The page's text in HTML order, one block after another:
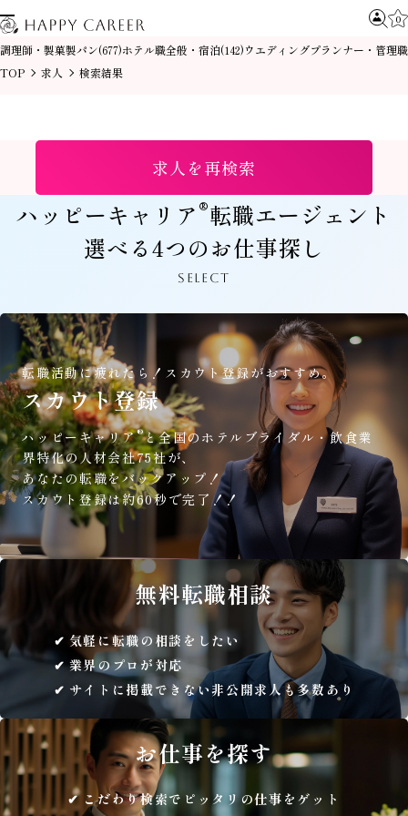
0
調理師・製菓製パン(677)ホテル職全般・宿泊(142)ウエディングプランナー・管理職
TOP
求人 検索結果
求人を再検索
ハッピーキャリア®転職エージェント
選べる4つのお仕事探し
SELECT
転職活動に疲れたら！ スカウト登録がおすすめ。
スカウト登録
ハッピーキャリア®と全国のホテルブライダル・飲食業
界特化の人材会社75社が、
あなたの転職をバックアップ！
スカウト登録は約60秒で完了！！
無料転職相談
気軽に転職の相談をしたい
業界のプロが対応
サイトに掲載できない非公開求人も多数あり
お仕事を探す
こだわり検索でピッタリの仕事をゲット